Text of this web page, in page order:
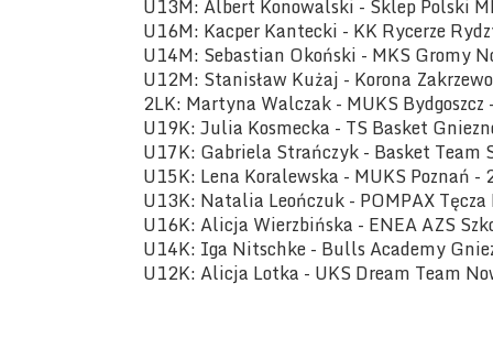
U13M: Albert Konowalski - Sklep Polski
U16M: Kacper Kantecki - KK Rycerze
U14M: Sebastian Okoński - MKS Gromy
U12M: Stanisław Kużaj - Korona
2LK: Martyna Walczak - MUKS
U19K: Julia Kosmecka - TS Basket
U17K: Gabriela Strańczyk - Basket Team
U15K: Lena Koralewska - MUKS Poznań -
U13K: Natalia Leończuk - POMPAX
U16K: Alicja Wierzbińska - ENEA AZS
U14K: Iga Nitschke - Bulls Academy
U12K: Alicja Lotka - UKS Dream Team